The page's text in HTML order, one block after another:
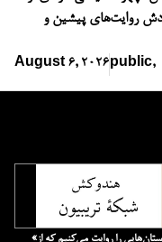
روایت‌های پیشین و
August 6, 2026 public,